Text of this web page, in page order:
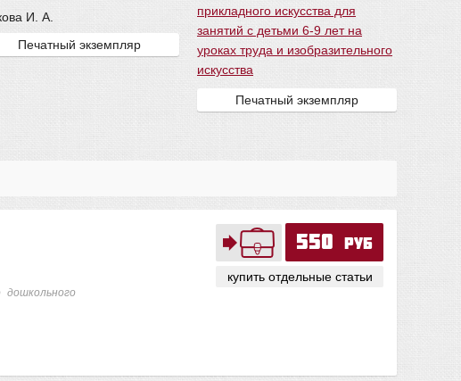
И. А.
Печатный экземпляр
прикладного искусства для
занятий с детьми 6-9 лет на
уроках труда и изобразительного
искусства
Печатный экземпляр
550 руб
купить отдельные статьи